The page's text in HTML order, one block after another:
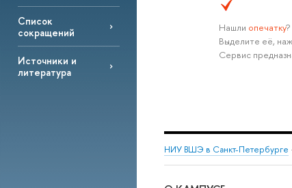
Список
сокращений
Источники и
литература
Нашли опечатку?
Выделите её,
Сервис
НИУ ВШЭ в Санкт-Петербурге